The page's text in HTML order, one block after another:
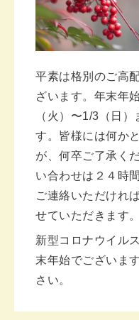
平素は格別のご高
ざいます。年末年
（火）〜1/3（日
す。皆様には何か
が、何卒ご了承く
い合わせは２４時
ご連絡いただけれ
せていただきます。
新型コロナウイル
末年始でございま
さい。